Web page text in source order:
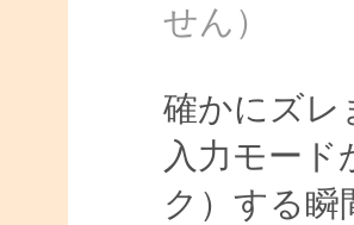
せん）
確かにズレ
入力モー
ク）する瞬